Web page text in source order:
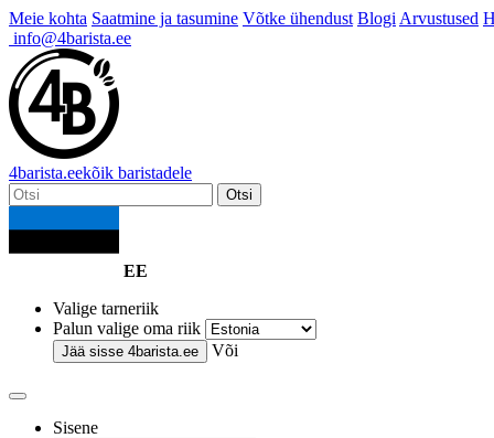
Meie kohta Saatmine ja tasumine Võtke ühendust Blogi Arvustused
info@4barista.ee
4barista.eekõik baristadele
Otsi
EE
Valige tarneriik
Palun valige oma riik
Jää sisse 4barista.ee Või
Sisene